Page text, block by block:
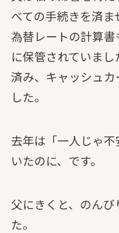
べての手続きを済ま
為替レートの計算
に保管されていま
済み、キャッシュ
した。
去年は「一人じゃ
いたのに、です。
父にきくと、のん
た。